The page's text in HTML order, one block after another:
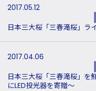
2017.05.12
日本三大桜「三春滝桜」ラ
2017.04.06
日本三大桜「三春滝桜」を
にLED投光器を寄贈～